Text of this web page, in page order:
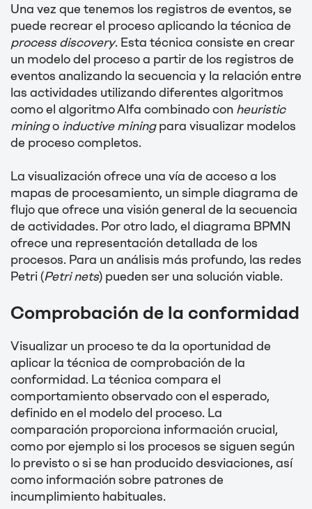
Una vez que tenemos los registros de eventos, se
puede recrear el proceso aplicando la técnica de
process discovery. Esta técnica consiste en crear
un modelo del proceso a partir de los registros de
eventos analizando la secuencia y la relación entre
las actividades utilizando diferentes algoritmos
como el algoritmo Alfa combinado con heuristic
miningo inductive miningpara visualizar modelos
de proceso completos.
La visualización ofrece una vía de acceso a los
mapas de procesamiento, un simple diagrama de
flujo que ofrece una visión general de la secuencia
de actividades. Por otro lado, el diagrama BPMN
ofrece una representación detallada de los
procesos. Para un análisis más profundo, las redes
Petri (Petri nets) pueden ser una solución viable.
Comprobación de la conformidad
Visualizar un proceso te da la oportunidad de
aplicar la técnica de comprobación de la
conformidad. La técnica compara el
comportamiento observado con el esperado,
definido en el modelo del proceso. La
comparación proporciona información crucial,
como por ejemplo si los procesos se siguen según
lo previsto o si se han producido desviaciones, así
como información sobre patrones de
incumplimiento habituales.